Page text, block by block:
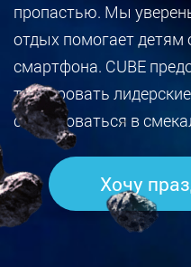
пропастью. Мы
отдых помогает детям
смартфона. CUBE
тренировать
соревноваться в
Хочу